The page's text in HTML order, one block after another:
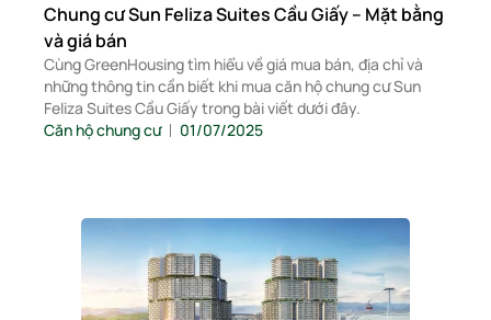
Chung cư Sun Feliza Suites Cầu Giấy – Mặt bằng
và giá bán
Cùng GreenHousing tìm hiểu về giá mua bán, địa chỉ và
những thông tin cần biết khi mua căn hộ chung cư Sun
Feliza Suites Cầu Giấy trong bài viết dưới đây.
Căn hộ chung cư
01/07/2025